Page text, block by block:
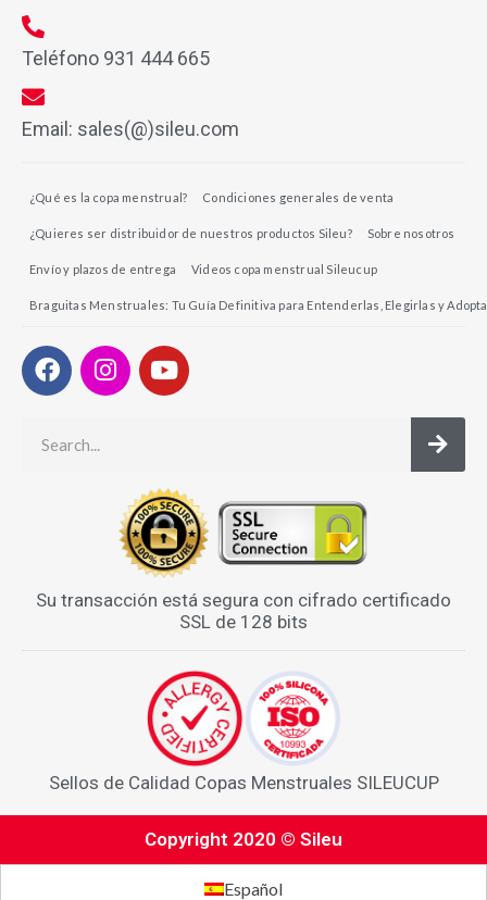
Teléfono 931 444 665
Email: sales(@)sileu.com
¿Qué es la copa menstrual? Condiciones generales de venta
¿Quieres ser distribuidor de nuestros productos Sileu? Sobre nosotros
Envío y plazos de entrega Videos copa menstrual Sileucup
Braguitas Menstruales: Tu Guía Definitiva para Entenderlas, Elegirlas y
Su transacción está segura con cifrado certificado
SSL de 128 bits
Sellos de Calidad Copas Menstruales SILEUCUP
Copyright 2020 © Sileu
Español